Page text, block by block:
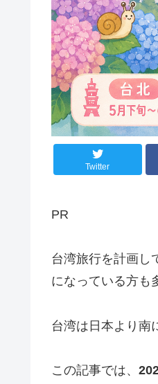
Twitter
PR
台湾旅行を計画し
になっている方も
台湾は日本より南
この記事では、